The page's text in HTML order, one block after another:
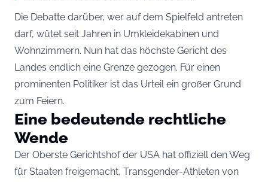
Die Debatte darüber, wer auf dem Spielfeld antreten
darf, wütet seit Jahren in Umkleidekabinen und
Wohnzimmern. Nun hat das höchste Gericht des
Landes endlich eine Grenze gezogen. Für einen
prominenten Politiker ist das Urteil ein großer Grund
zum Feiern.
Eine bedeutende rechtliche
Wende
Der Oberste Gerichtshof der USA hat offiziell den Weg
für Staaten freigemacht, Transgender-Athleten von